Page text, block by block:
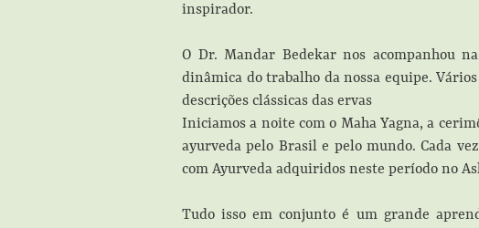
inspirador.
O Dr. Mandar Bedekar nos acompanhou
dinâmica do trabalho da nossa equipe.
descrições clássicas das ervas
Iniciamos a noite com o Maha Yagna, a
ayurveda pelo Brasil e pelo mundo. Cada
com Ayurveda adquiridos neste período no
Tudo isso em conjunto é um grande